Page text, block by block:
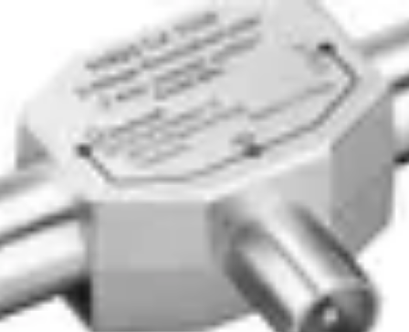
Sports d'HiverÀ découvrir Escalade et
Activités Sportives
Sport Aventure PMR